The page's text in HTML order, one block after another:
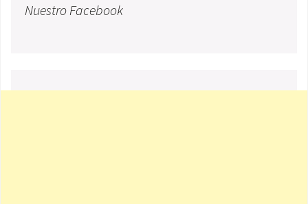
Nuestro Facebook